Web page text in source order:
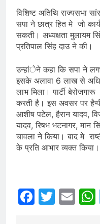
विशिष्ट अतिथि राज्यसभा
सपा ने छात्र हित मे जो
सकती। अध्यक्षता मुलायम
प्रतिपाल सिंह दाउ ने की।
उन्हांेने कहा कि सपा ने
इसके अलावा 6 लाख से
लाभ मिला। पार्टी
करती है। इस अवसर पर
आशीष पटेल, हैरान यादव,
यादव, रिषभ भटनागर, मान
चावला ने किया। बाद मे
के प्रति आभार व्यक्त किया।